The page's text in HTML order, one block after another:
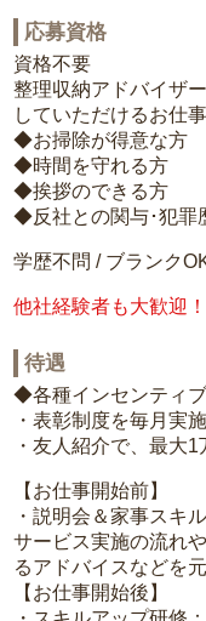
応募資格
資格不要
整理収納アドバイザ
していただけるお仕事
◆お掃除が得意な方
◆時間を守れる方
◆挨拶のできる方
◆反社との関与･犯罪
学歴不問 / ブランク
他社経験者も大歓迎！
待遇
◆各種インセンティブ
・表彰制度を毎月実
・友人紹介で、最大
【お仕事開始前】
・説明会＆家事スキ
サービス実施の流れ
るアドバイスなどを
【お仕事開始後】